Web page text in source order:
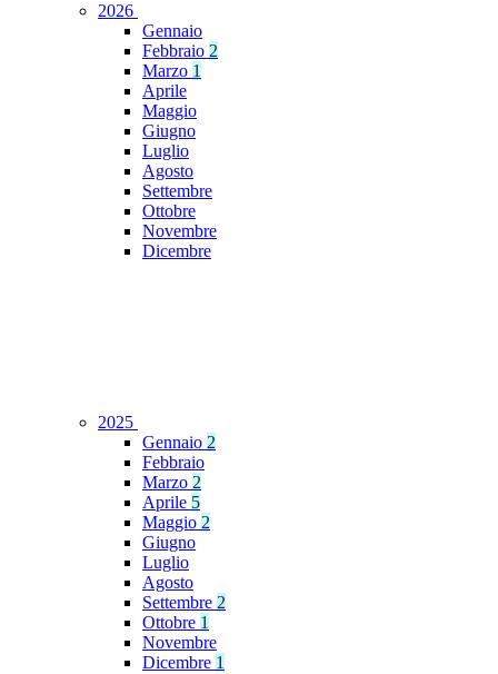
2026
Gennaio
Febbraio 2
Marzo 1
Aprile
Maggio
Giugno
Luglio
Agosto
Settembre
Ottobre
Novembre
Dicembre
2025
Gennaio 2
Febbraio
Marzo 2
Aprile 5
Maggio 2
Giugno
Luglio
Agosto
Settembre 2
Ottobre 1
Novembre
Dicembre 1